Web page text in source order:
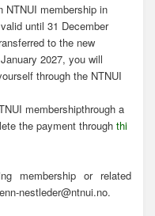
NTNUI membership in
until 31 December
to the new
2027, you will
through the NTNUI
membershipthrough a
the payment through thi
membership or related
nestleder@ntnui.no.